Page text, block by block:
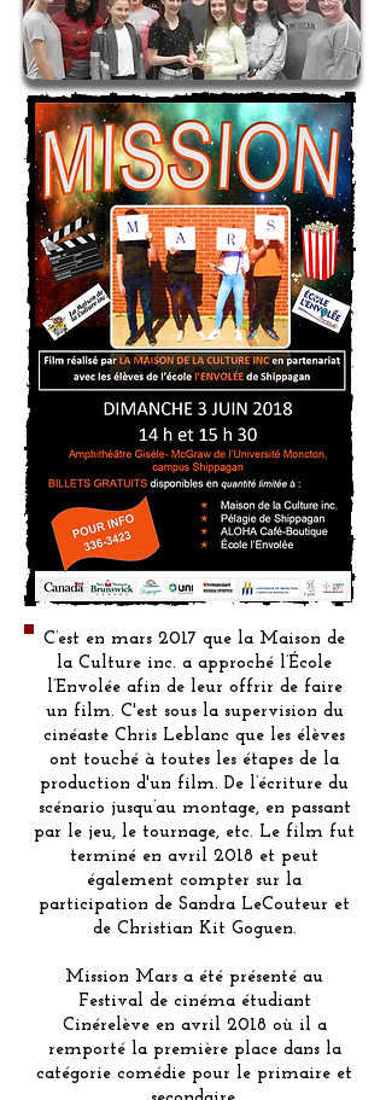
C’est en mars 2017 que la Maison de
la Culture inc. a approché l’École
l’Envolée afin de leur offrir de faire
un film. C'est sous la supervision du
cinéaste Chris Leblanc que les élèves
ont touché à toutes les étapes de la
production d'un film. De l’écriture du
scénario jusqu’au montage, en passant
par le jeu, le tournage, etc. Le film fut
terminé en avril 2018 et peut
également compter sur la
participation de Sandra LeCouteur et
de Christian Kit Goguen.
Mission Mars a été présenté au
Festival de cinéma étudiant
Cinérelève en avril 2018 où il a
remporté la première place dans la
catégorie comédie pour le primaire et